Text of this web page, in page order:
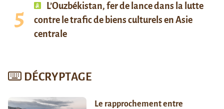
L’Ouzbékistan, fer de lance dans la lutte
contre le trafic de biens culturels en Asie
centrale
DÉCRYPTAGE
Le rapprochement entre